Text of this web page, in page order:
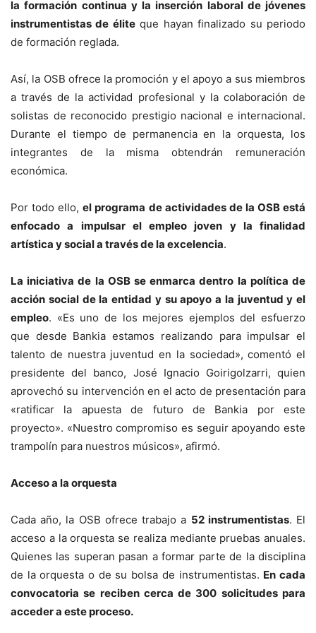
la formación continua y la inserción laboral de jóvenes
instrumentistas de éliteque hayan finalizado su periodo
de formación reglada.
Así, la OSB ofrece la promoción y el apoyo a sus miembros
a través de la actividad profesional y la colaboración de
solistas de reconocido prestigio nacional e internacional.
Durante el tiempo de permanencia en la orquesta, los
integrantes de la misma obtendrán remuneración
económica.
Por todo ello,el programa de actividades de la OSB está
enfocado a impulsar el empleo joven y la finalidad
artística y social a través de la excelencia.
La iniciativa de la OSB se enmarca dentro la política de
acción social de la entidad y su apoyo a la juventud y el
empleo. «Es uno de los mejores ejemplos del esfuerzo
que desde Bankia estamos realizando para impulsar el
talento de nuestra juventud en la sociedad», comentó el
presidente del banco, José Ignacio Goirigolzarri, quien
aprovechó su intervención en el acto de presentación para
«ratificar la apuesta de futuro de Bankia por este
proyecto». «Nuestro compromiso es seguir apoyando este
trampolín para nuestros músicos», afirmó.
Acceso a la orquesta
Cada año, la OSB ofrece trabajo a 52 instrumentistas. El
acceso a la orquesta se realiza mediante pruebas anuales.
Quienes las superan pasan a formar parte de la disciplina
de la orquesta o de su bolsa de instrumentistas. En cada
convocatoria se reciben cerca de 300 solicitudes para
acceder a este proceso.